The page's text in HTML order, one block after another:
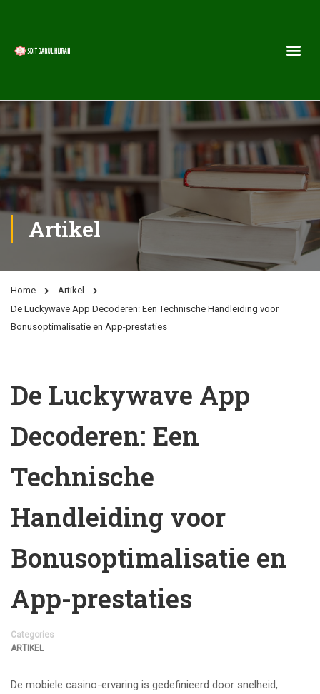
Artikel
Home
Artikel
De Luckywave App Decoderen: Een Technische Handleiding voor
Bonusoptimalisatie en App-prestaties
De Luckywave App
Decoderen: Een
Technische
Handleiding voor
Bonusoptimalisatie en
App-prestaties
Categories
ARTIKEL
De mobiele casino-ervaring is gedefinieerd door snelheid,